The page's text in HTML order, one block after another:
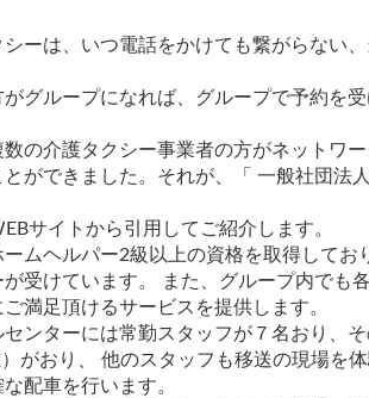
ーは、いつ電話をかけても繋がらない
がグループになれば、グループで予約を
の介護タクシー事業者の方がネットワ
ができました。それが、
「 一般社団法
サイトから引用してご紹介します。
ームヘルパー2級以上の資格を取得して
が受けています。 また、グループ内でも
満足頂けるサービスを提供します。
ンターには常勤スタッフが７名おり、
がおり、 他のスタッフも移送の現場を
配車を行います。